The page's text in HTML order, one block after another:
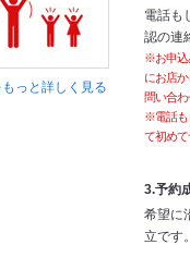
っと詳しく見る
電話も
認の連
※お申込
にお店
問い合わ
※電話も
て初めて
3.予約
希望に
立です